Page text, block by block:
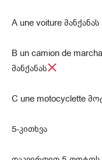
A une voiture მანქანას
B un camion de
მანქანას
С une motocyclette
5-კითხვა